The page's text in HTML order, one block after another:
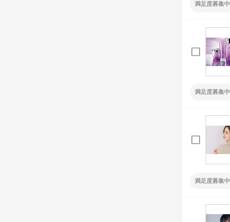
満足度募集中
満足度募集中
満足度募集中